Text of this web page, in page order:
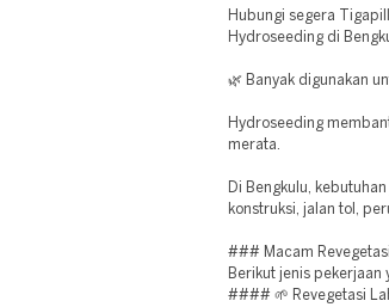
Hubungi segera
Hydroseeding di
🌿 Banyak digunakan
Hydroseeding
merata.
Di Bengkulu,
konstruksi, jalan tol,
### Macam
Berikut jenis pekerjaan
#### 🌱 Revegetasi